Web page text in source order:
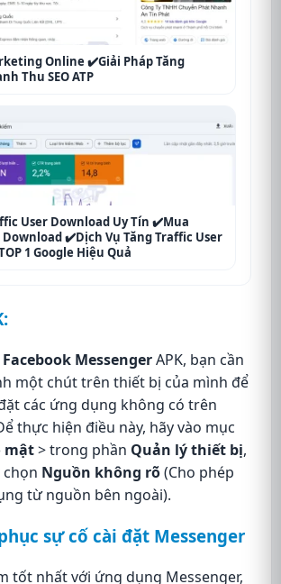
Online ✔️Giải Pháp Tăng
Thu SEO ATP
User Download Uy Tín ✔️Mua
✔️Dịch Vụ Tăng Traffic User
1 Google Hiệu Quả
Facebook MessengerAPK, bạn cần
một chút trên thiết bị của mình để
các ứng dụng không có trên
thực hiện điều này, hãy vào mục
mật> trong phần Quản lý thiết bị,
Nguồn không rõ(Cho phép
từ nguồn bên ngoài).
sự cố cài đặt Messenger
tốt nhất với ứng dụng Messenger,